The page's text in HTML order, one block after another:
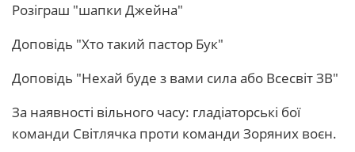
Розіграш "шапки Джейна"
Доповідь "Хто такий пастор Бук"
Доповідь "Нехай буде з вами сила або Всесвіт ЗВ"
За наявності вільного часу: гладіаторські бої
команди Світлячка проти команди Зоряних воєн.